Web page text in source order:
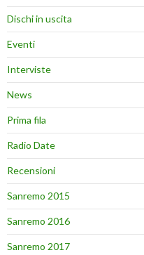
Dischi in uscita
Eventi
Interviste
News
Prima fila
Radio Date
Recensioni
Sanremo 2015
Sanremo 2016
Sanremo 2017